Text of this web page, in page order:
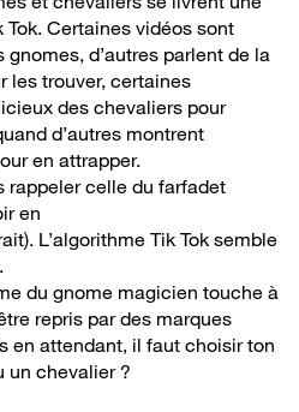
Certaines vidéos sont
d’autres parlent de la
les trouver, certaines
des chevaliers pour
d’autres montrent
en attrapper.
rappeler celle du farfadet
en
L’algorithme Tik Tok semble
du gnome magicien touche à
repris par des marques
en attendant, il faut choisir ton
un chevalier ?